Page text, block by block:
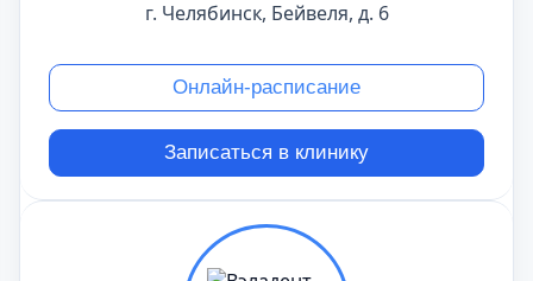
г. Челябинск, Бейвеля, д. 6
Онлайн-расписание
Записаться в клинику